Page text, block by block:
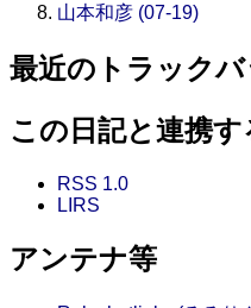
山本和彦 (07-19)
最近のトラックバ
この日記と連携す
RSS 1.0
LIRS
アンテナ等